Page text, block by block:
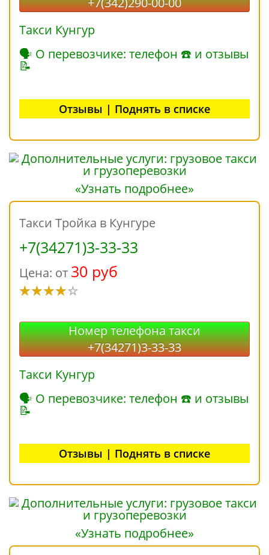
Такси Кунгур
🗣 О перевозчике: телефон ☎ и отзывы
📝
Отзывы | Поднять в списке
«Узнать подробнее»
Такси Тройка в Кунгуре
+7(34271)3-33-33
Цена: от 30 руб
Номер телефона такси
+7(34271)3-33-33
Такси Кунгур
🗣 О перевозчике: телефон ☎ и отзывы
📝
Отзывы | Поднять в списке
«Узнать подробнее»